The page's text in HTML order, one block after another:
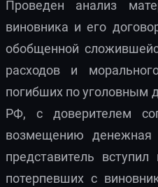
Проведен анализ
виновника и его
обобщенной
расходов и
погибших по уголовным
РФ, с доверителем
возмещению
представитель
потерпевших с